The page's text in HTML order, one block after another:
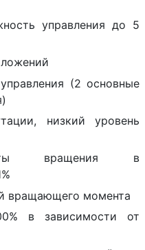
управления до 5
(2 основные
низкий уровень
вращения в
вращающего момента
в зависимости от